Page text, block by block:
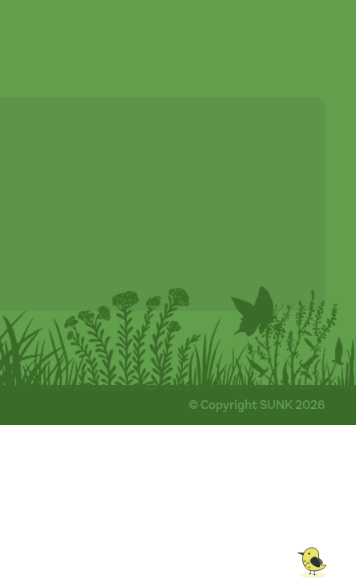
© Copyright SUNK 2026